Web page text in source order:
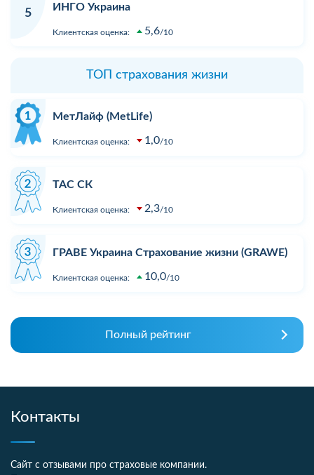
5
ИНГО Украина
Клиентская оценка: 5,6 10
ТОП страхования жизни
МетЛайф (MetLife)
Клиентская оценка: 1,0 10
ТАС СК
Клиентская оценка: 2,3 10
ГРАВЕ Украина Страхование жизни (GRAWE)
Клиентская оценка: 10,0 10
Полный рейтинг
Контакты
Сайт с отзывами про страховые компании.